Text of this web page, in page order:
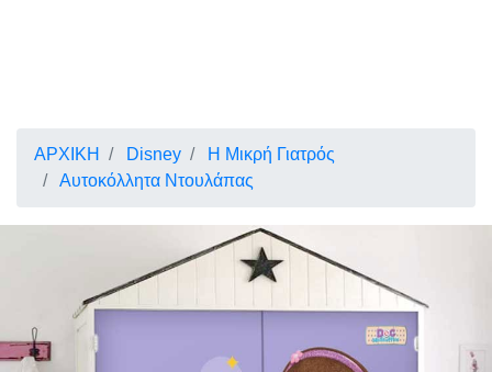
ΑΡΧΙΚΗ Disney
Η Μικρή Γιατρός
Αυτοκόλλητα Ντουλάπας